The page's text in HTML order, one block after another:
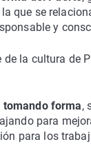
que se
y
la cultura de
forma,
para
para los